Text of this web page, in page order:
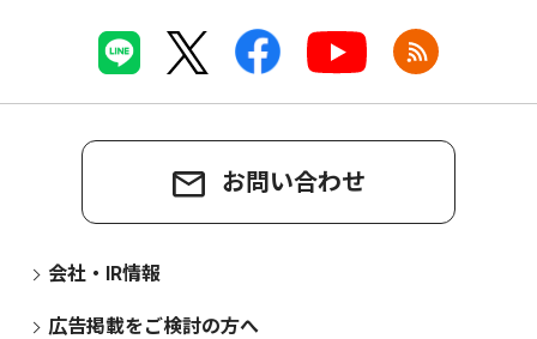
お問い合わせ
会社・IR情報
広告掲載をご検討の方へ